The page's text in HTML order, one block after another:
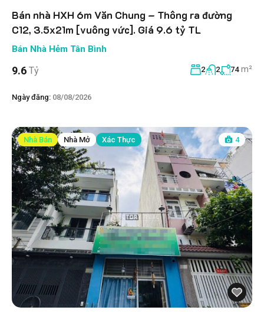
Bán nhà HXH 6m Văn Chung – Thông ra đường
C12, 3.5x21m [vuông vức]. Giá 9.6 tỷ TL
Bán Nhà Hẻm Tân Bình
9.6 Tỷ 2 2 74 m²
Ngày đăng: 08/08/2026
Nhà Bán Nhà Mở Xác Thực 4